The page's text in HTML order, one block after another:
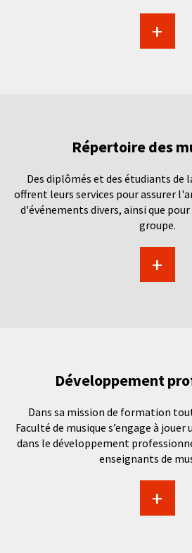
+
Répertoire des
Des diplômés et des étudiants de
offrent leurs services pour assurer
d'événements divers, ainsi que pour
groupe.
+
Développement
Dans sa mission de formation
Faculté de musique s’engage à
dans le développement
enseignants de
+